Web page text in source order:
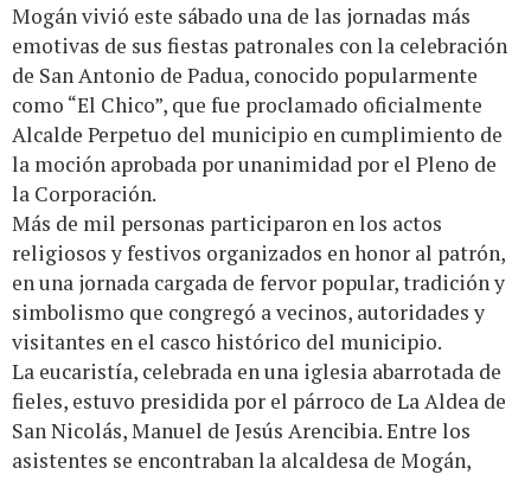
Mogán vivió este sábado una de las jornadas más
emotivas de sus fiestas patronales con la celebración
de San Antonio de Padua, conocido popularmente
como “El Chico”, que fue proclamado oficialmente
Alcalde Perpetuo del municipio en cumplimiento de
la moción aprobada por unanimidad por el Pleno de
la Corporación.
Más de mil personas participaron en los actos
religiosos y festivos organizados en honor al patrón,
en una jornada cargada de fervor popular, tradición y
simbolismo que congregó a vecinos, autoridades y
visitantes en el casco histórico del municipio.
La eucaristía, celebrada en una iglesia abarrotada de
fieles, estuvo presidida por el párroco de La Aldea de
San Nicolás, Manuel de Jesús Arencibia. Entre los
asistentes se encontraban la alcaldesa de Mogán,